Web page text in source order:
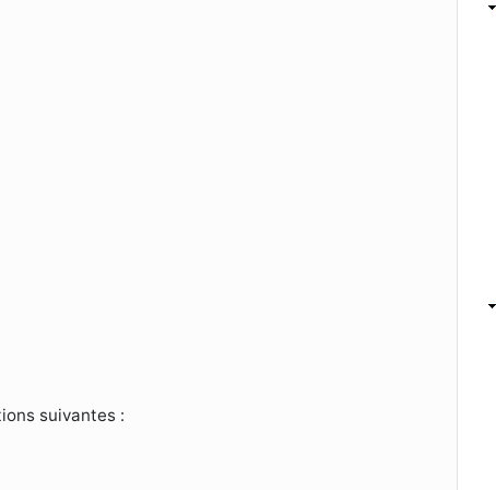
suivantes :